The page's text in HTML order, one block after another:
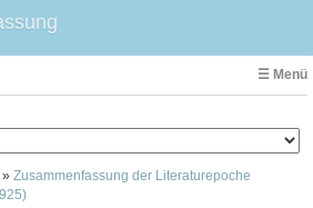
☰ Menü
» Zusammenfassung der Literaturepoche